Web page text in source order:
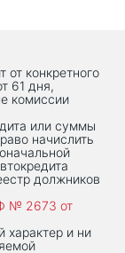
от конкретного
61 дня,
комиссии
или суммы
начислить
должников
№ 2673 от
характер и ни